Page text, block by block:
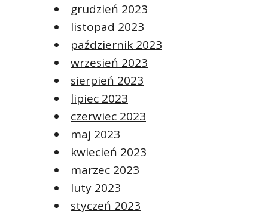
grudzień 2023
listopad 2023
październik 2023
wrzesień 2023
sierpień 2023
lipiec 2023
czerwiec 2023
maj 2023
kwiecień 2023
marzec 2023
luty 2023
styczeń 2023